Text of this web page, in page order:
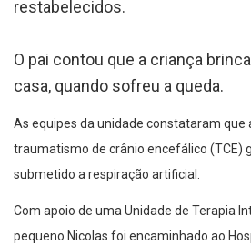
restabelecidos.
O pai contou que a criança
casa, quando sofreu a queda.
As equipes da unidade constataram que
traumatismo de crânio encefálico (TCE)
submetido a respiração artificial.
Com apoio de uma Unidade de Terapia
pequeno Nicolas foi encaminhado ao